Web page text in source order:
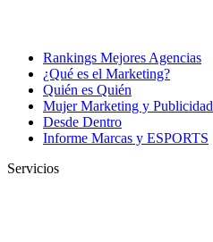
Rankings Mejores Agencias
¿Qué es el Marketing?
Quién es Quién
Mujer Marketing y Publicidad
Desde Dentro
Informe Marcas y ESPORTS
Servicios